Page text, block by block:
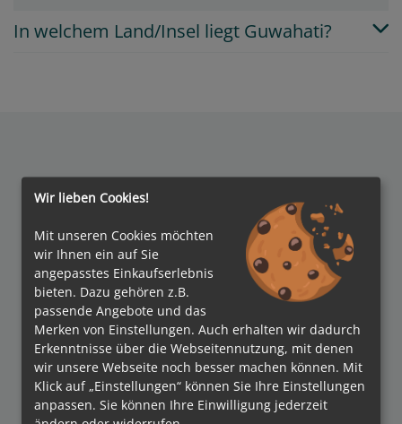
In welchem Land/Insel liegt Guwahati?
Auszeichnungen
Verbände
Wir lieben Cookies!
Mit unseren Cookies möchten
wir Ihnen ein auf Sie
angepasstes Einkaufserlebnis
bieten. Dazu gehören z.B.
passende Angebote und das
Merken von Einstellungen. Auch erhalten wir dadurch
Erkenntnisse über die Webseitennutzung, mit denen
wir unsere Webseite noch besser machen können. Mit
Klick auf „Einstellungen“ können Sie Ihre Einstellungen
anpassen. Sie können Ihre Einwilligung jederzeit